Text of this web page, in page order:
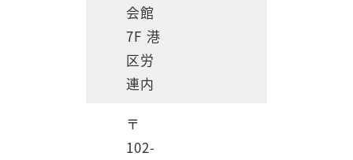
会館
7F 港
区労
連内
〒
102-